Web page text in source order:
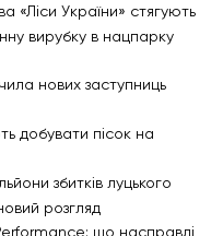
«Ліси України» стягують
вирубку в нацпарку
нових заступниць
добувати пісок на
збитків луцького
розгляд
що насправді